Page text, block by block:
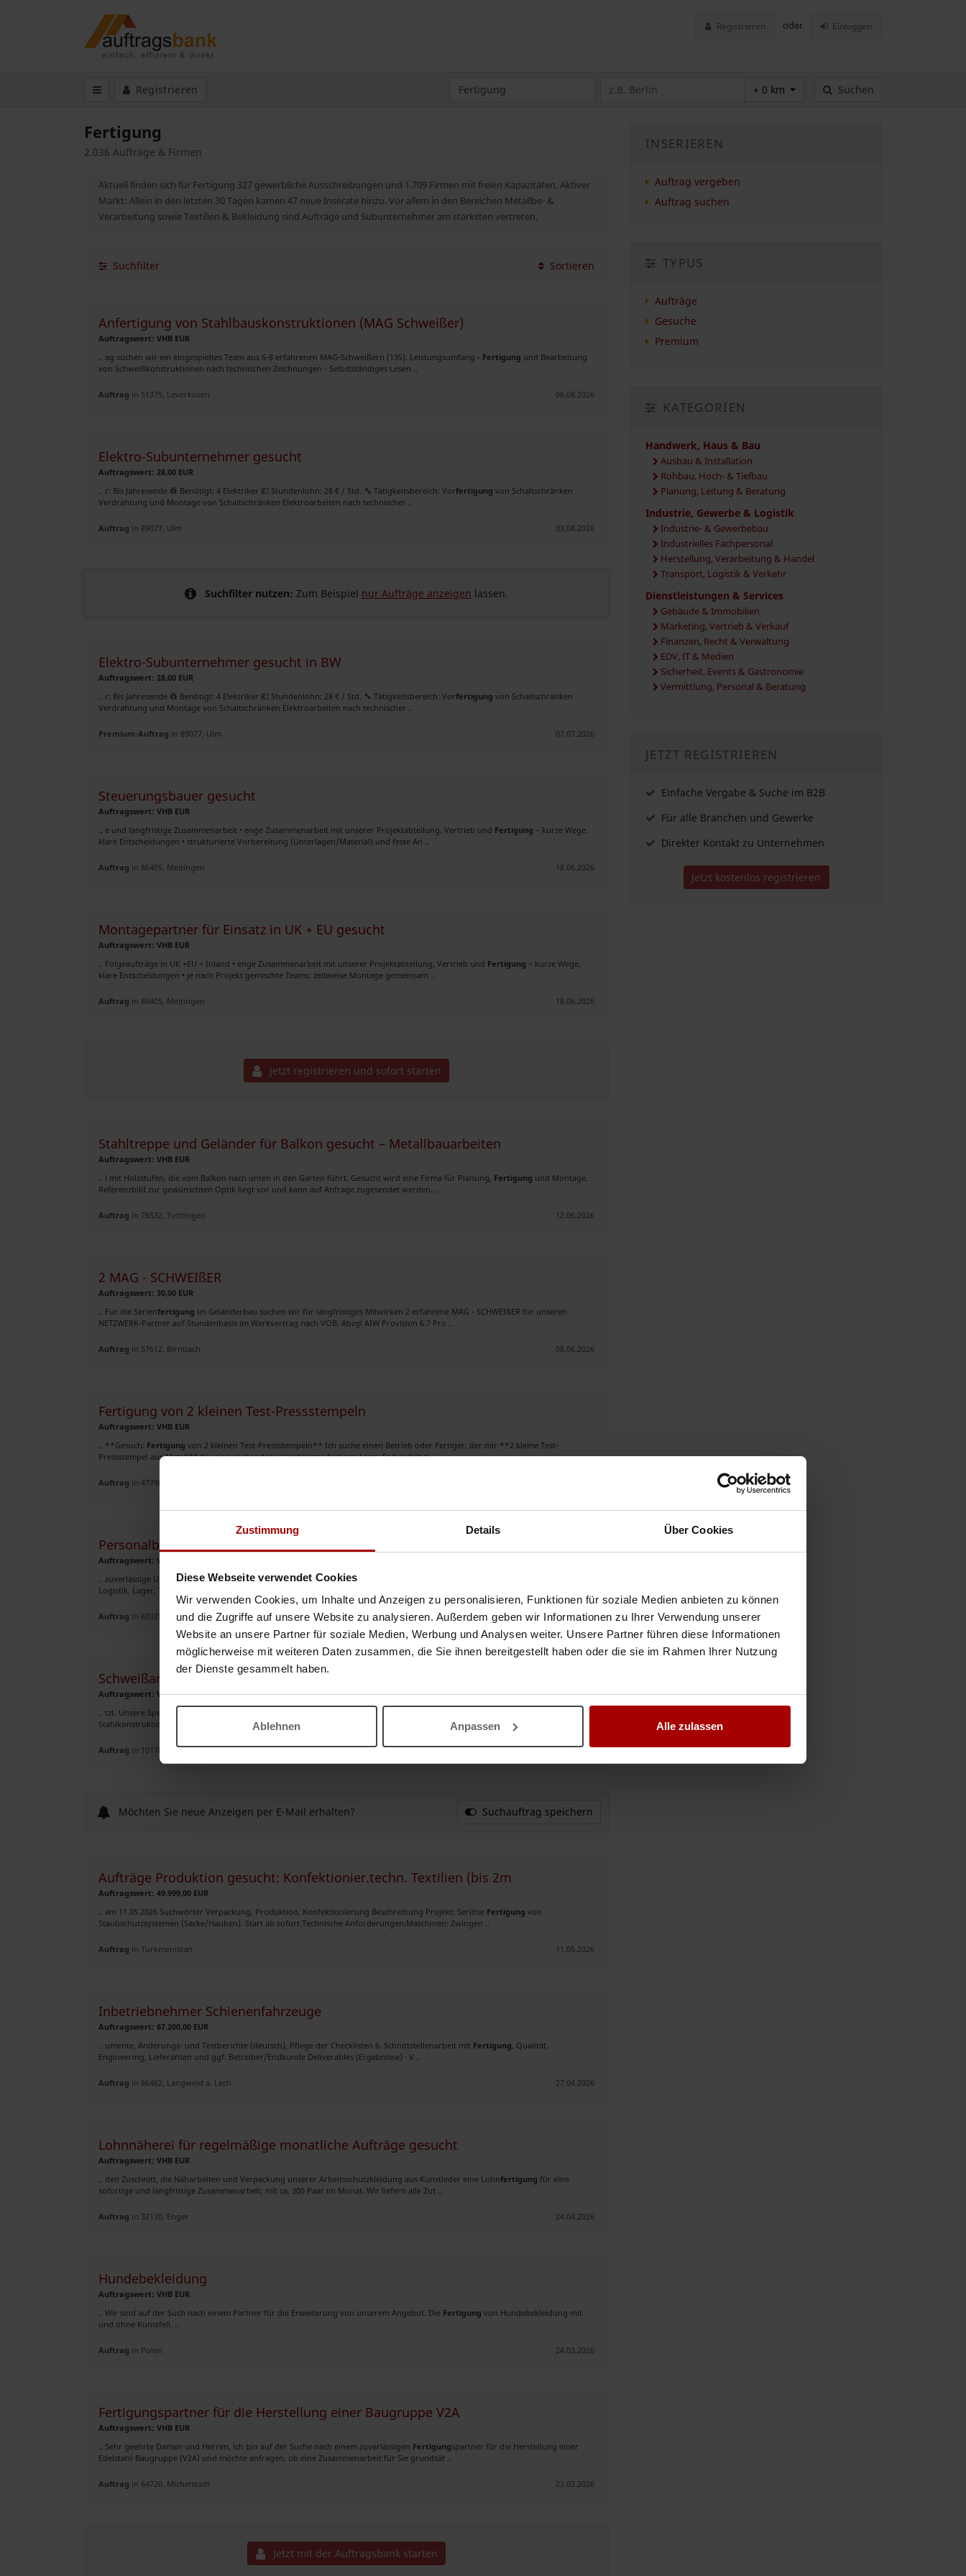
Zustimmung Details Über Cookies
Diese Webseite verwendet Cookies
Wir verwenden Cookies, um Inhalte und Anzeigen zu personalisieren, Funktionen für soziale Medien anbieten zu können
und die Zugriffe auf unsere Website zu analysieren. Außerdem geben wir Informationen zu Ihrer Verwendung unserer
Website an unsere Partner für soziale Medien, Werbung und Analysen weiter. Unsere Partner führen diese Informationen
möglicherweise mit weiteren Daten zusammen, die Sie ihnen bereitgestellt haben oder die sie im Rahmen Ihrer Nutzung
der Dienste gesammelt haben.
Ablehnen Anpassen Alle zulassen
Registrieren oder Einloggen
Registrieren + 0 km Suchen
Fertigung
2.036 Aufträge & Firmen
Aktuell finden sich für Fertigung 327 gewerbliche Ausschreibungen und 1.709 Firmen mit freien Kapazitäten. Aktiver
Markt: Allein in den letzten 30 Tagen kamen 47 neue Inserate hinzu. Vor allem in den Bereichen Metallbe- &
Verarbeitung sowie Textilien & Bekleidung sind Aufträge und Subunternehmer am stärksten vertreten.
Suchfilter Sortieren
Anfertigung von Stahlbauskonstruktionen (MAG Schweißer)
Auftragswert: VHB EUR
.. ag suchen wir ein eingespieltes Team aus 6-8 erfahrenen MAG-Schweißern (135). Leistungsumfang - Fertigung und Bearbeitung
von Schweißkonstruktionen nach technischen Zeichnungen - Selbstständiges Lesen ..
Auftrag in 51375, Leverkusen 06.08.2026
Elektro-Subunternehmer gesucht
Auftragswert: 28,00 EUR
.. r: Bis Jahresende 👷 Benötigt: 4 Elektriker 💶 Stundenlohn: 28 € / Std. 🔧 Tätigkeitsbereich: Vorfertigung von Schaltschränken
Verdrahtung und Montage von Schaltschränken Elektroarbeiten nach technischer ..
Auftrag in 89077, Ulm 03.08.2026
Suchfilter nutzen: Zum Beispiel nur Aufträge anzeigen lassen.
Elektro-Subunternehmer gesucht in BW
Auftragswert: 28,00 EUR
.. r: Bis Jahresende 👷 Benötigt: 4 Elektriker 💶 Stundenlohn: 28 € / Std. 🔧 Tätigkeitsbereich: Vorfertigung von Schaltschränken
Verdrahtung und Montage von Schaltschränken Elektroarbeiten nach technischer ..
Premium-Auftrag in 89077, Ulm 07.07.2026
Steuerungsbauer gesucht
Auftragswert: VHB EUR
.. e und langfristige Zusammenarbeit • enge Zusammenarbeit mit unserer Projektabteilung, Vertrieb und Fertigung – kurze Wege,
klare Entscheidungen • strukturierte Vorbereitung (Unterlagen/Material) und feste An ..
Auftrag in 86405, Meitingen 18.06.2026
Montagepartner für Einsatz in UK + EU gesucht
Auftragswert: VHB EUR
.. Folgeaufträge in UK +EU + Inland • enge Zusammenarbeit mit unserer Projektabteilung, Vertrieb und Fertigung – kurze Wege,
klare Entscheidungen • je nach Projekt gemischte Teams: zeitweise Montage gemeinsam ..
Auftrag in 86405, Meitingen 18.06.2026
Jetzt registrieren und sofort starten
Stahltreppe und Geländer für Balkon gesucht – Metallbauarbeiten
Auftragswert: VHB EUR
.. l mit Holzstufen, die vom Balkon nach unten in den Garten führt. Gesucht wird eine Firma für Planung, Fertigung und Montage.
Referenzbild zur gewünschten Optik liegt vor und kann auf Anfrage zugesendet werden. ..
Auftrag in 78532, Tuttlingen 12.06.2026
2 MAG - SCHWEIßER
Auftragswert: 30,00 EUR
.. Für die Serienfertigung im Geländerbau suchen wir für langfristiges Mitwirken 2 erfahrene MAG - SCHWEIßER für unseren
NETZWERK-Partner auf Stundenbasis im Werkvertrag nach VOB. Abzgl AIW Provision 6.7 Pro ..
Auftrag in 57612, Birnbach 08.06.2026
Fertigung von 2 kleinen Test-Pressstempeln
Auftragswert: VHB EUR
.. **Gesuch: Fertigung von 2 kleinen Test-Pressstempeln** Ich suche einen Betrieb oder Fertiger, der mir **2 kleine Test-
Pressstempel aus Metall** für eine vorhandene Handpresse fertigen kann. Es handelt si ..
Auftrag in 47798, Krefeld
Personalbedarf? Industrie, Logistik, Produktion & Bau
Auftragswert: VHB EUR
.. zuverlässige Unterstützung benötigen. Einsatzbereiche sind unter anderem Industrie, Produktion,
Logistik, Lager, Transport, Kommissionierung, Versand, Verladung, Bau, Ausbau, Handwer ..
Auftrag in 60325, Frankfurt 16.05.2026
Schweißarbeiten (MAG, WIG, MMA)
Auftragswert: VHB EUR
.. tzt. Unsere Spezialgebiete: ✅ Zertifiziertes Schweißen (MMA, WIG, MIG/MAG gemäß EN ISO 9606); ✅
Stahlkonstruktionen nach Zeichnungen; ✅ Industrielle Elektroinstallations- und Au ..
Auftrag in 10178, Berlin 13.05.2026
Möchten Sie neue Anzeigen per E-Mail erhalten? Suchauftrag speichern
Aufträge Produktion gesucht: Konfektionier.techn. Textilien (bis 2m
Auftragswert: 49.999,00 EUR
.. am 11.05.2026 Suchwörter Verpackung, Produktion, Konfektionierung Beschreibung Projekt: Seriöse Fertigung von
Staubschutzsystemen (Säcke/Hauben). Start ab sofort.Technische Anforderungen:Maschinen: Zwingen ..
Auftrag in Turkmenistan 11.05.2026
Inbetriebnehmer Schienenfahrzeuge
Auftragswert: 67.200,00 EUR
.. umente, Änderungs- und Testberichte (deutsch), Pflege der Checklisten 6. Schnittstellenarbeit mit Fertigung , Qualität,
Engineering, Lieferanten und ggf. Betreiber/Endkunde Deliverables (Ergebnisse) · V ..
Auftrag in 86462, Langweid a. Lech 27.04.2026
Lohnnäherei für regelmäßige monatliche Aufträge gesucht
Auftragswert: VHB EUR
.. den Zuschnitt, die Näharbeiten und Verpackung unserer Arbeitsschutzkleidung aus Kunstleder eine Lohnfertigung für eine
sofortige und langfristige Zusammenarbeit, mit ca. 300 Paar im Monat. Wir liefern alle Zut ..
Auftrag in 32130, Enger 24.04.2026
Hundebekleidung
Auftragswert: VHB EUR
.. Wir sind auf der Such nach einem Partner für die Erweiterung von unserem Angebot. Die Fertigung von Hundebekleidung mit
und ohne Kunstfell. ..
Auftrag in Polen 24.03.2026
Fertigungspartner für die Herstellung einer Baugruppe V2A
Auftragswert: VHB EUR
.. Sehr geehrte Damen und Herren, ich bin auf der Suche nach einem zuverlässigen Fertigungspartner für die Herstellung einer
Edelstahl-Baugruppe (V2A) und möchte anfragen, ob eine Zusammenarbeit für Sie grundsät ..
Auftrag in 64720, Michelstadt 23.03.2026
Jetzt mit der Auftragsbank starten
INSERIEREN
Auftrag vergeben
Auftrag suchen
TYPUS
Aufträge
Gesuche
Premium
KATEGORIEN
Handwerk, Haus & Bau
Ausbau & Installation
Rohbau, Hoch- & Tiefbau
Planung, Leitung & Beratung
Industrie, Gewerbe & Logistik
Industrie- & Gewerbebau
Industrielles Fachpersonal
Herstellung, Verarbeitung & Handel
Transport, Logistik & Verkehr
Dienstleistungen & Services
Gebäude & Immobilien
Marketing, Vertrieb & Verkauf
Finanzen, Recht & Verwaltung
EDV, IT & Medien
Sicherheit, Events & Gastronomie
Vermittlung, Personal & Beratung
JETZT REGISTRIEREN
Einfache Vergabe & Suche im B2B
Für alle Branchen und Gewerke
Direkter Kontakt zu Unternehmen
Jetzt kostenlos registrieren